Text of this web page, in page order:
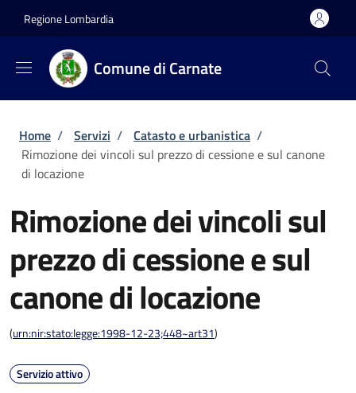
Regione Lombardia
Comune di Carnate
Briciole di pane
Home / Servizi / Catasto e urbanistica /
Rimozione dei vincoli sul prezzo di cessione e sul canone
di locazione
Rimozione dei vincoli sul
prezzo di cessione e sul
canone di locazione
(urn:nir:stato:legge:1998-12-23;448~art31)
Servizio attivo